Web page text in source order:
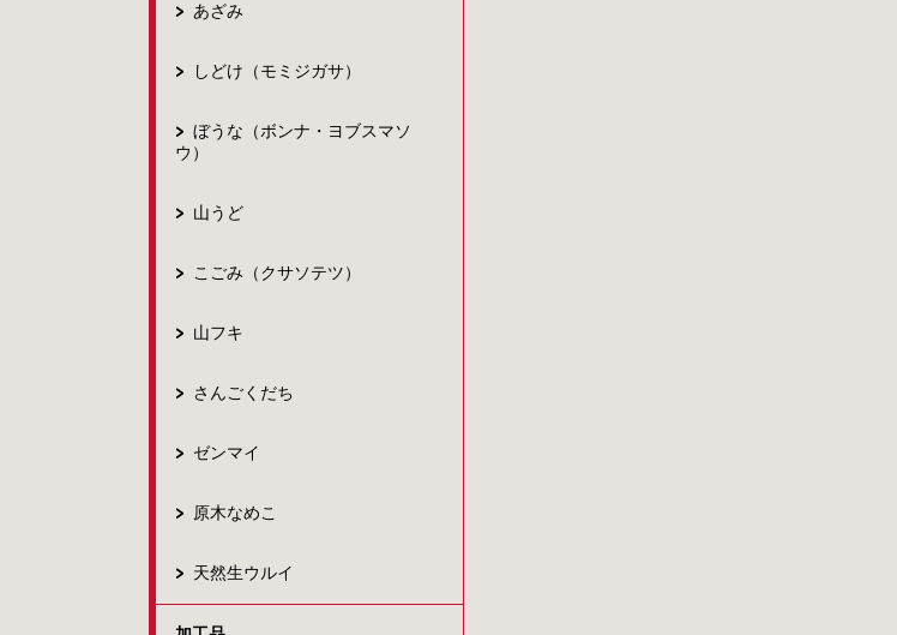
あざみ
しどけ（モミジガサ）
ぼうな（ボンナ・ヨブスマソ
ウ）
山うど
こごみ（クサソテツ）
山フキ
さんごくだち
ゼンマイ
原木なめこ
天然生ウルイ